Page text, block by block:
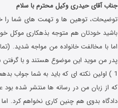
جناب آقای حیدری وکیل محترم با سلام
توضیحات، توهین ها و تهمت های شما را
باشید خودتان هم متوجه بذهکاری موکل
اما با مخالفت خانواده من مواجه شدید.
پدر من موید این موضوع هستند و با گرفتن
که از زبان من در رسانه ها منتشر شده بود
دادگاه بدوی هم چنین کاری نخواهم کرد. اما